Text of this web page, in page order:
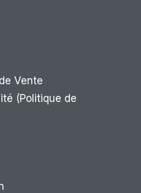
Vente
(Politique de